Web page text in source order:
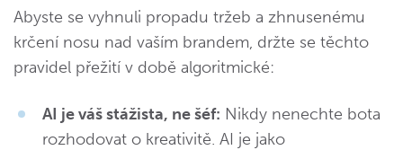
Abyste se vyhnuli propadu tržeb a zhnusenému
krčení nosu nad vaším brandem, držte se těchto
pravidel přežití v době algoritmické:
AI je váš stážista, ne šéf: Nikdy nenechte bota
rozhodovat o kreativitě. AI je jako